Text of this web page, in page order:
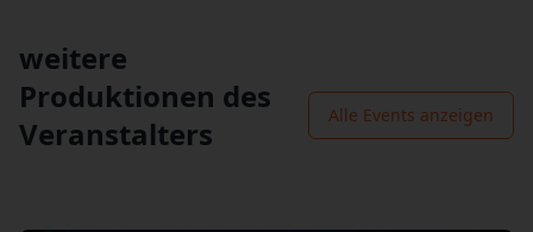
weitere
Produktionen des
Veranstalters
Alle Events anzeigen